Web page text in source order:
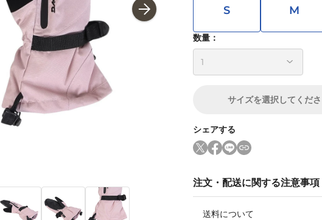
S M
数量：
サイズを選択してくだ
シェアする
注文・配送に関する注意事項
送料について